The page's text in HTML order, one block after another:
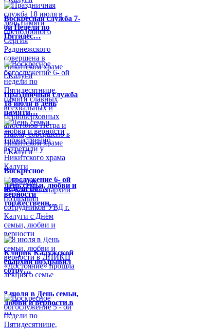
Воскресная служба 7-
ой Недели по
Пятидес…
Праздничная служба
18 июля в день
памяти…
Воскресное
богослужение 6- ой
недели по …
День семьи, любви и
верности
торжественн…
Клирик Калужской
епархии поздравил
сотру…
8 июля в День семьи,
любви и верности в
…